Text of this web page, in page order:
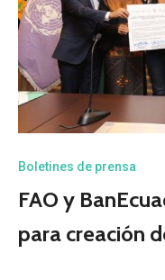
Boletines de prensa
FAO y
para creación